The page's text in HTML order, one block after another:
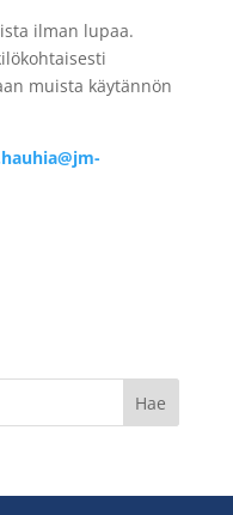
ilman lupaa.
muista käytännön